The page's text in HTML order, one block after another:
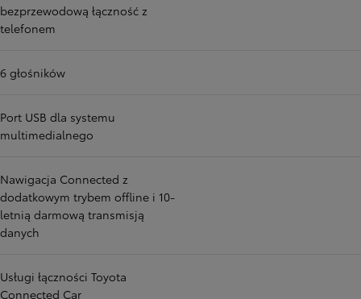
bezprzewodową łączność z
telefonem
6 głośników
Port USB dla systemu
multimedialnego
Nawigacja Connected z
dodatkowym trybem offline i 10-
letnią darmową transmisją
danych
Usługi łączności Toyota
Connected Car